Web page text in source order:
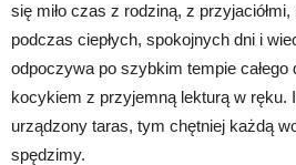
się miło czas z rodziną, z przyjaciółmi,
podczas ciepłych, spokojnych dni i
odpoczywa po szybkim tempie całego
kocykiem z przyjemną lekturą w ręku.
urządzony taras, tym chętniej każdą
spędzimy.